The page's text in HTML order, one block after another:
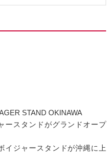
STAND OKINAWA
ースタンドがグランドオープ
イジャースタンドが沖縄に上